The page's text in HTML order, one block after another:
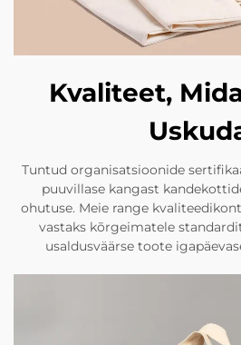
Kvaliteet,
Tuntud organisatsioonide
puuvillase kangast
ohutuse. Meie range
vastaks kõrgeimatele
usaldusväärse toote